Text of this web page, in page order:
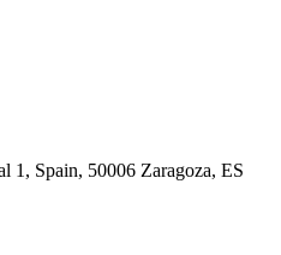
1, Spain, 50006 Zaragoza, ES